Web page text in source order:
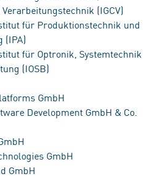
(IGCV)
für Produktionstechnik und
(IPA)
für Optronik, Systemtechnik
(IOSB)
GmbH
Development GmbH & Co.
GmbH
GmbH